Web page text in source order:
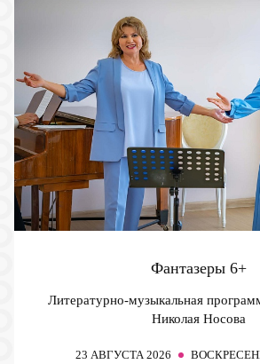
Фантазеры 6+
Литературно-музыкальная
Николая Носова
23 АВГУСТА 2026